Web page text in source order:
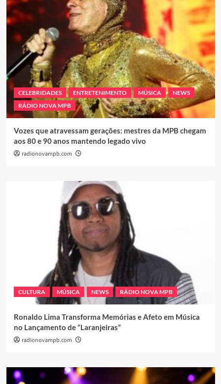
CELEBRIDADES ENTRETENIMENTO MÚSICA
NEWS
RÁDIO NOVA MPB
Vozes que atravessam gerações: mestres da MPB chegam
aos 80 e 90 anos mantendo legado vivo
radionovampb.com
CULTURA MÚSICA NEWS RÁDIO NOVA MPB
Ronaldo Lima Transforma Memórias e Afeto em Música
no Lançamento de “Laranjeiras”
radionovampb.com